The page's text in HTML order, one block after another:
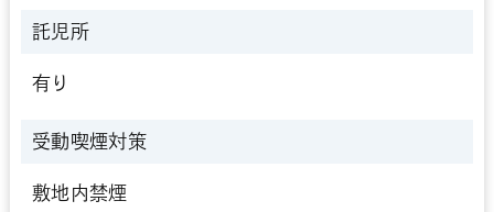
託児所
有り
受動喫煙対策
敷地内禁煙